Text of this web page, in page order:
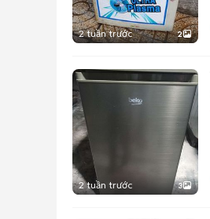
2 tuần trước 2
2 tuần trước 3